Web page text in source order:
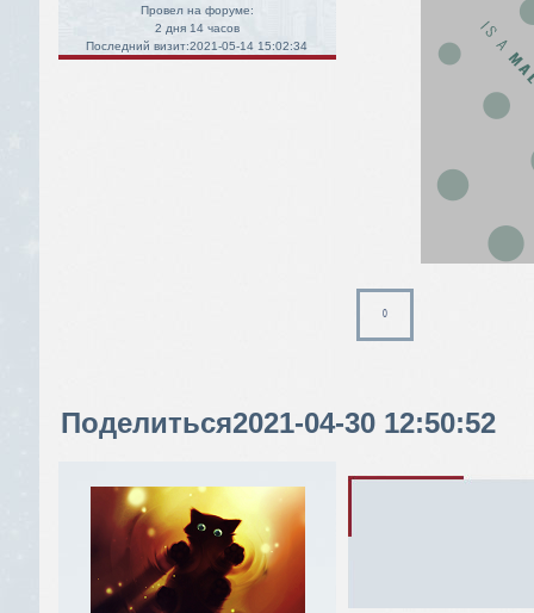
Провел на форуме:
2 дня 14 часов
Последний визит:2021-05-14 15:02:34
0
Поделиться2021-04-30 12:50:52